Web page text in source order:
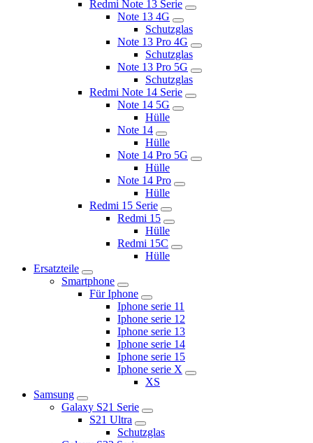
Redmi Note 13 Serie
Note 13 4G
Schutzglas
Note 13 Pro 4G
Schutzglas
Note 13 Pro 5G
Schutzglas
Redmi Note 14 Serie
Note 14 5G
Hülle
Note 14
Hülle
Note 14 Pro 5G
Hülle
Note 14 Pro
Hülle
Redmi 15 Serie
Redmi 15
Hülle
Redmi 15C
Hülle
Ersatzteile
Smartphone
Für Iphone
Iphone serie 11
Iphone serie 12
Iphone serie 13
Iphone serie 14
Iphone serie 15
Iphone serie X
XS
Samsung
Galaxy S21 Serie
S21 Ultra
Schutzglas